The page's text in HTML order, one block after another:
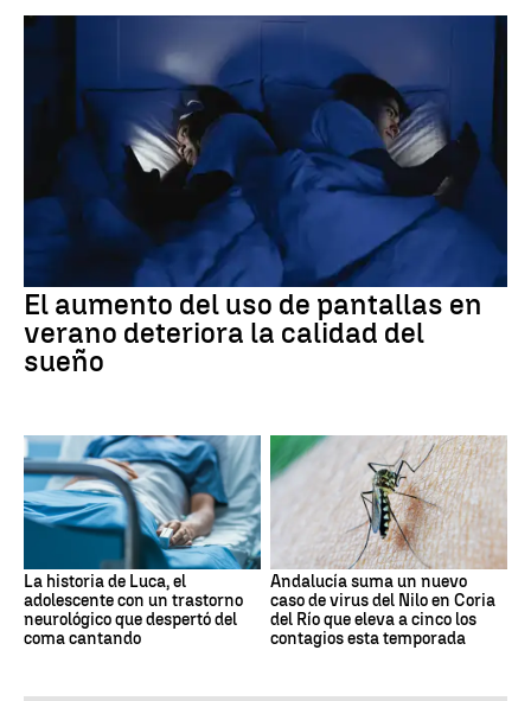
El aumento del uso de pantallas en
verano deteriora la calidad del
sueño
La historia de Luca, el
adolescente con un trastorno
neurológico que despertó del
coma cantando
Andalucía suma un nuevo
caso de virus del Nilo en Coria
del Río que eleva a cinco los
contagios esta temporada